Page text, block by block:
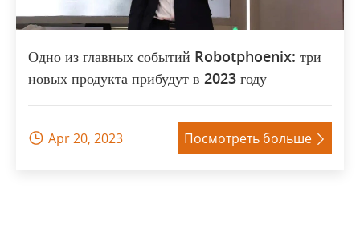
Одно из главных событий Robotphoenix: три
новых продукта прибудут в 2023 году
 Apr 20, 2023 Посмотреть больше 